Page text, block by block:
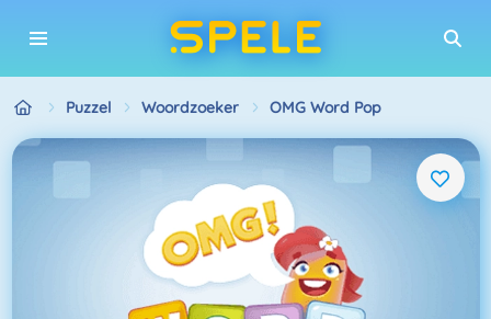
Puzzel Woordzoeker OMG Word Pop